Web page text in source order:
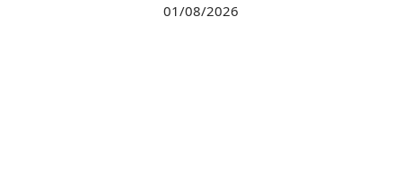
01/08/2026